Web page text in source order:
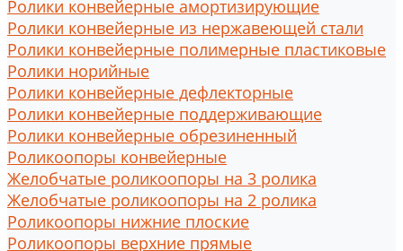
Ролики конвейерные амортизирующие
Ролики конвейерные из нержавеющей стали
Ролики конвейерные полимерные пластиковые
Ролики норийные
Ролики конвейерные дефлекторные
Ролики конвейерные поддерживающие
Ролики конвейерные обрезиненный
Роликоопоры конвейерные
Желобчатые роликоопоры на 3 ролика
Желобчатые роликоопоры на 2 ролика
Роликоопоры нижние плоские
Роликоопоры верхние прямые